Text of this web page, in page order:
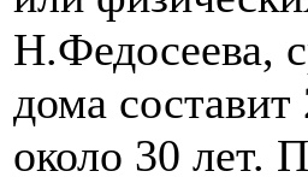
Н.Федосеева,
дома
около 30 лет.